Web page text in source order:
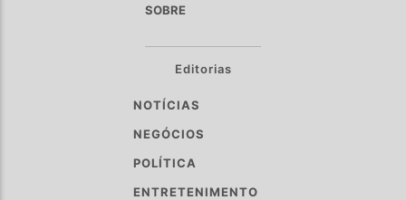
SOBRE
Editorias
NOTÍCIAS
NEGÓCIOS
POLÍTICA
ENTRETENIMENTO